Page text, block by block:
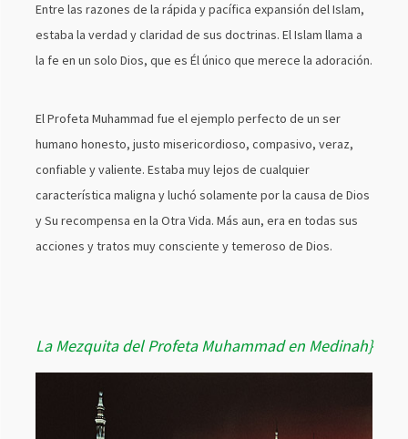
Entre las razones de la rápida y pacífica expansión del Islam,
estaba la verdad y claridad de sus doctrinas. El Islam llama a
la fe en un solo Dios, que es Él único que merece la adoración.
El Profeta Muhammad fue el ejemplo perfecto de un ser
humano honesto, justo misericordioso, compasivo, veraz,
confiable y valiente. Estaba muy lejos de cualquier
característica maligna y luchó solamente por la causa de Dios
y Su recompensa en la Otra Vida. Más aun, era en todas sus
acciones y tratos muy consciente y temeroso de Dios.
La Mezquita del Profeta Muhammad en Medinah}